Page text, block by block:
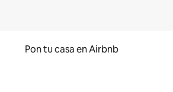
Pon tu casa en Airbnb